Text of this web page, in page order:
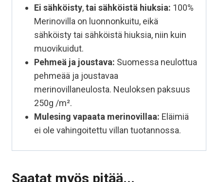
Ei sähköisty,tai sähköistä hiuksia: 100%
Merinovilla on luonnonkuitu, eikä
sähköisty tai sähköistä hiuksia, niin kuin
muovikuidut.
Pehmeä ja joustava: Suomessa neulottua
pehmeää ja joustavaa
merinovillaneulosta. Neuloksen paksuus
250g /m².
Mulesing vapaata merinovillaa: Eläimiä
ei ole vahingoitettu villan tuotannossa.
Saatat myös pitää...